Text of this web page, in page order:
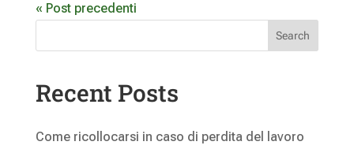
« Post precedenti
Search
Recent Posts
Come ricollocarsi in caso di perdita del lavoro